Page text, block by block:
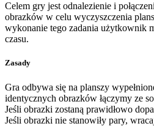
Celem gry jest odnalezienie i
obrazków w celu wyczyszczenia
wykonanie tego zadania użytkownik
czasu.
Zasady
Gra odbywa się na planszy
identycznych obrazków łączymy ze
Jeśli obrazki zostaną prawidłowo
Jeśli obrazki nie stanowiły pary,